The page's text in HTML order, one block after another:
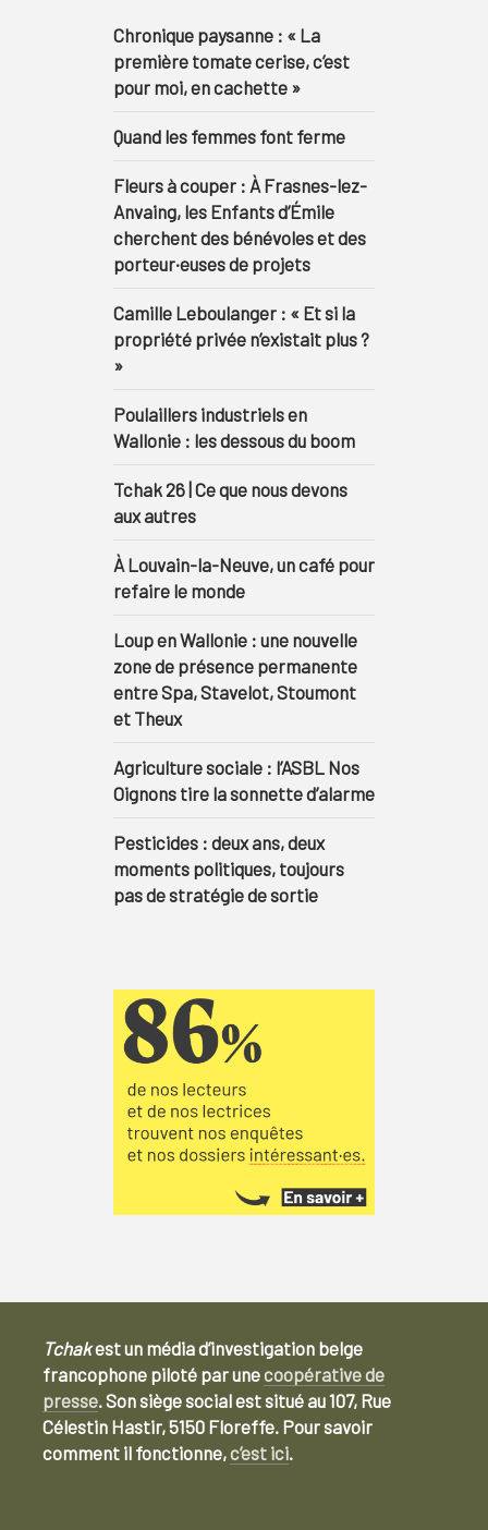
Chronique paysanne : « La
première tomate cerise, c’est
pour moi, en cachette »
Quand les femmes font ferme
Fleurs à couper : À Frasnes-lez-
Anvaing, les Enfants d’Émile
cherchent des bénévoles et des
porteur·euses de projets
Camille Leboulanger : « Et si la
propriété privée n’existait plus ?
»
Poulaillers industriels en
Wallonie : les dessous du boom
Tchak 26 | Ce que nous devons
aux autres
À Louvain-la-Neuve, un café pour
refaire le monde
Loup en Wallonie : une nouvelle
zone de présence permanente
entre Spa, Stavelot, Stoumont
et Theux
Agriculture sociale : l’ASBL Nos
Oignons tire la sonnette d’alarme
Pesticides : deux ans, deux
moments politiques, toujours
pas de stratégie de sortie
Tchakest un média d’investigation belge
francophone piloté par unecoopérative de
presse. Son siège social est situé au 107, Rue
Célestin Hastir, 5150 Floreffe. Pour savoir
comment il fonctionne,c’est ici.